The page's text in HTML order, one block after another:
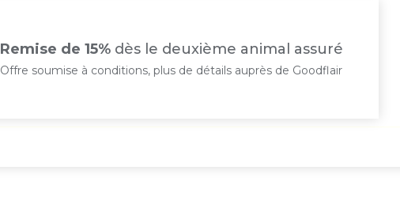
Remise de 15% dès le deuxième animal assuré
Offre soumise à conditions, plus de détails auprès de Goodflair